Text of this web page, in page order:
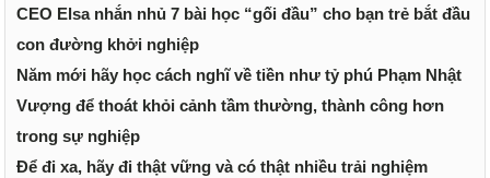
CEO Elsa nhắn nhủ 7 bài học “gối đầu” cho bạn trẻ bắt đầu
con đường khởi nghiệp
Năm mới hãy học cách nghĩ về tiền như tỷ phú Phạm Nhật
Vượng để thoát khỏi cảnh tầm thường, thành công hơn
trong sự nghiệp
Để đi xa, hãy đi thật vững và có thật nhiều trải nghiệm